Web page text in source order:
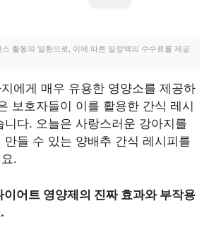
활동의 일환으로, 이에 따른 일정액의 수수료를 제공
에게 매우 유용한 영양소를 제공하
보호자들이 이를 활용한 간식 레시
니다. 오늘은 사랑스러운 강아지를
만들 수 있는 양배추 간식 레시피를
.
이어트 영양제의 진짜 효과와 부작용